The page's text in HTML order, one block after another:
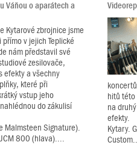
Váňou o aparátech a
Kytarové zbrojnice jsme
v jejich Teplické
nám představil své
zesilovače,
efekty a všechny
které při
vstup jeho
do zákulisí
Malmsteen Signature).
800 (hlava)....
hitů této
na
efekty.
Kytary.
Custom...